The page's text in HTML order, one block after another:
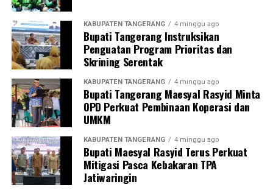
KABUPATEN TANGERANG 4 minggu ago
Bupati Tangerang Instruksikan
Penguatan Program Prioritas dan
Skrining Serentak
KABUPATEN TANGERANG 4 minggu ago
Bupati Tangerang Maesyal Rasyid Minta
OPD Perkuat Pembinaan Koperasi dan
UMKM
KABUPATEN TANGERANG 4 minggu ago
Bupati Maesyal Rasyid Terus Perkuat
Mitigasi Pasca Kebakaran TPA
Jatiwaringin